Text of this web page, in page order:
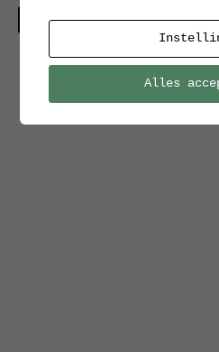
Verkocht
Alles